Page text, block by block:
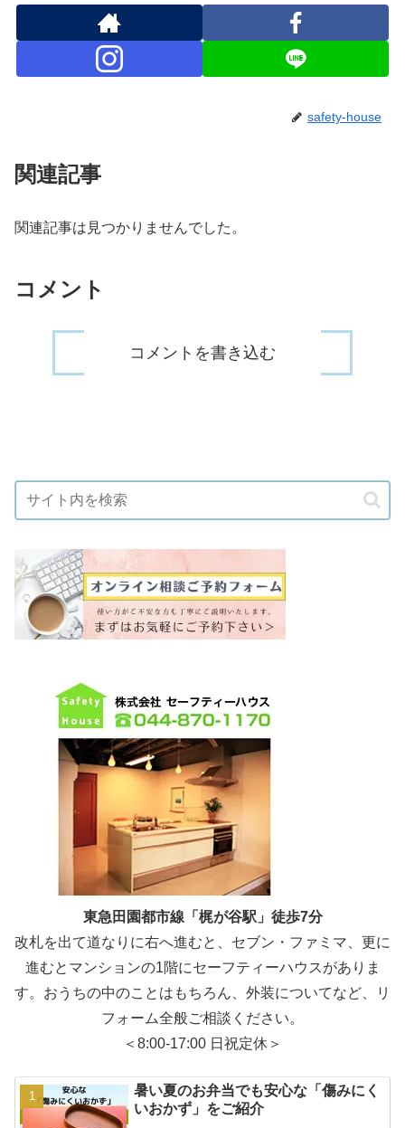
safety-house
関連記事
関連記事は見つかりませんでした。
コメント
コメントを書き込む
東急田園都市線「梶が谷駅」徒歩7分
改札を出て道なりに右へ進むと、セブン・ファミマ、更に
進むとマンションの1階にセーフティーハウスがありま
す。おうちの中のことはもちろん、外装についてなど、リ
フォーム全般ご相談ください。
＜8:00-17:00 日祝定休＞
暑い夏のお弁当でも安心な「傷みにく
いおかず」をご紹介